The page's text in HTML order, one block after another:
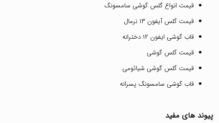
قیمت انواع گلس گوشی سامسونگ
قیمت گلس آیفون ۱۳ نرمال
قاب گوشی ایفون ۱۲ دخترانه
قیمت گلس گوشی
قیمت گلس گوشی شیائومی
قاب گوشی سامسونگ پسرانه
پیوند های مفید